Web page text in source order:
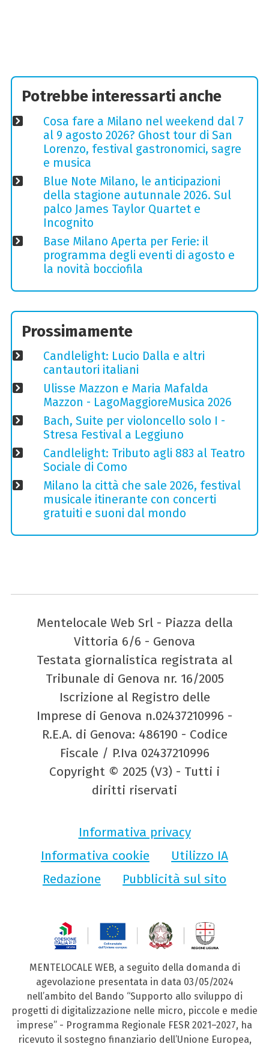
Potrebbe interessarti anche
Cosa fare a Milano nel weekend dal 7
al 9 agosto 2026? Ghost tour di San
Lorenzo, festival gastronomici, sagre
e musica
Blue Note Milano, le anticipazioni
della stagione autunnale 2026. Sul
palco James Taylor Quartet e
Incognito
Base Milano Aperta per Ferie: il
programma degli eventi di agosto e
la novità bocciofila
Prossimamente
Candlelight: Lucio Dalla e altri
cantautori italiani
Ulisse Mazzon e Maria Mafalda
Mazzon - LagoMaggioreMusica 2026
Bach, Suite per violoncello solo I -
Stresa Festival a Leggiuno
Candlelight: Tributo agli 883 al Teatro
Sociale di Como
Milano la città che sale 2026, festival
musicale itinerante con concerti
gratuiti e suoni dal mondo
Mentelocale Web Srl - Piazza della
Vittoria 6/6 - Genova
Testata giornalistica registrata al
Tribunale di Genova nr. 16/2005
Iscrizione al Registro delle
Imprese di Genova n.02437210996 -
R.E.A. di Genova: 486190 - Codice
Fiscale / P.Iva 02437210996
Copyright © 2025 (V3) - Tutti i
diritti riservati
Informativa privacy
Informativa cookie
Utilizzo IA
Redazione
Pubblicità sul sito
MENTELOCALE WEB, a seguito della domanda di
agevolazione presentata in data 03/05/2024
nell’ambito del Bando “Supporto allo sviluppo di
progetti di digitalizzazione nelle micro, piccole e medie
imprese” - Programma Regionale FESR 2021–2027, ha
ricevuto il sostegno finanziario dell’Unione Europea,